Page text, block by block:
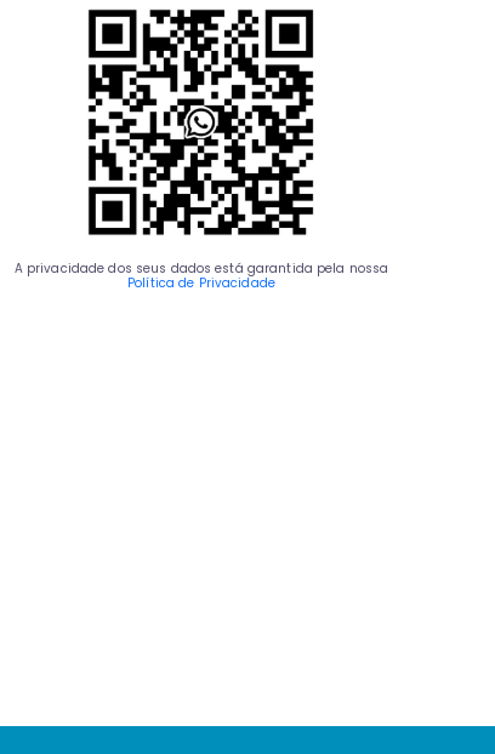
A privacidade dos seus dados está garantida pela nossa
Política de Privacidade